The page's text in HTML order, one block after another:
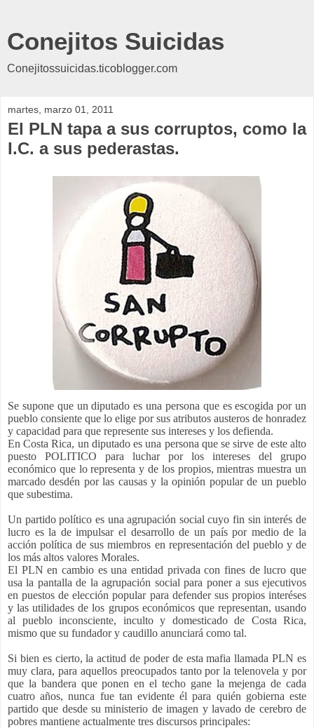
Conejitos Suicidas
Conejitossuicidas.ticoblogger.com
martes, marzo 01, 2011
El PLN tapa a sus corruptos, como la
I.C. a sus pederastas.
Se supone que un diputado es una persona que es escogida por un
pueblo consiente que lo elige por sus atributos austeros de honradez
y capacidad para que represente sus intereses y los defienda.
En Costa Rica, un diputado es una persona que se sirve de este alto
puesto POLITICO para luchar por los intereses del grupo
económico que lo representa y de los propios, mientras muestra un
marcado desdén por las causas y la opinión popular de un pueblo
que subestima.
Un partido político es una agrupación social cuyo fin sin interés de
lucro es la de impulsar el desarrollo de un país por medio de la
acción política de sus miembros en representación del pueblo y de
los más altos valores Morales.
El PLN en cambio es una entidad privada con fines de lucro que
usa la pantalla de la agrupación social para poner a sus ejecutivos
en puestos de elección popular para defender sus propios interéses
y las utilidades de los grupos económicos que representan, usando
al pueblo inconsciente, inculto y domesticado de Costa Rica,
mismo que su fundador y caudillo anunciará como tal.
Si bien es cierto, la actitud de poder de esta mafia llamada PLN es
muy clara, para aquellos preocupados tanto por la telenovela y por
que la bandera que ponen en el techo gane la mejenga de cada
cuatro años, nunca fue tan evidente él para quién gobierna este
partido que desde su ministerio de imagen y lavado de cerebro de
pobres mantiene actualmente tres discursos principales: